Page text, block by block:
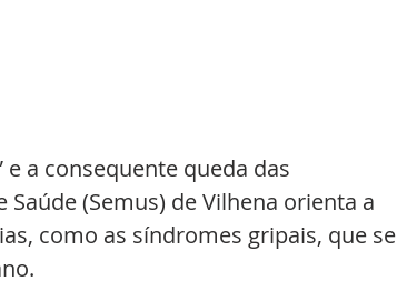
a consequente queda das
(Semus) de Vilhena orienta a
como as síndromes gripais, que se